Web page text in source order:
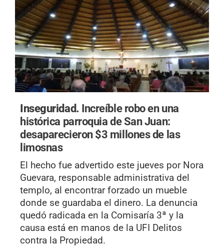
Inseguridad. Increíble robo en una
histórica parroquia de San Juan:
desaparecieron $3 millones de las
limosnas
El hecho fue advertido este jueves por Nora
Guevara, responsable administrativa del
templo, al encontrar forzado un mueble
donde se guardaba el dinero. La denuncia
quedó radicada en la Comisaría 3ª y la
causa está en manos de la UFI Delitos
contra la Propiedad.